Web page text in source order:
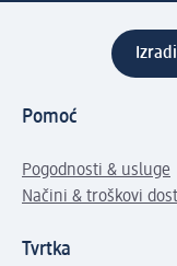
Pomoć
Pogodnosti & usluge
Načini & troškovi
Tvrtka